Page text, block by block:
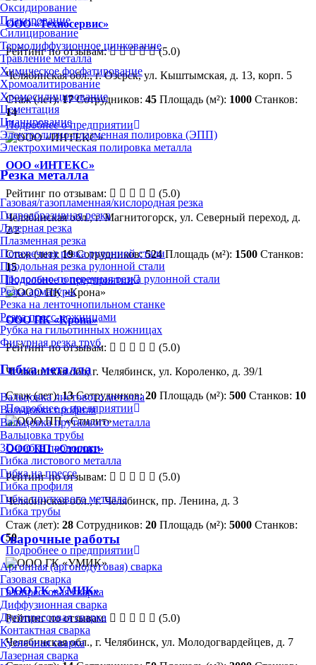
Оксидирование
Плакирование
Силицирование
Термодиффузионное цинкование
Травление металла
Химическое фосфатирование
Хромоалитирование
Хромосилицирование
Цементация
Цианирование
Электролитно-плазменная полировка (ЭПП)
Электрохимическая полировка металла
Резка металла
Газовая/газопламенная/кислородная резка
Гидроабразивная резка
Лазерная резка
Плазменная резка
Поперечная резка рулонной стали
Продольная резка рулонной стали
Продольно-поперечная резка рулонной стали
Резка арматуры
Резка на ленточнопильном станке
Резка пресс-ножницами
Рубка на гильотинных ножницах
Фигурная резка труб
Гибка металла
Вальцовка листового металла
Вальцовка профиля
Вальцовка пруткового металла
Вальцовка трубы
3D-гибка проволоки
Гибка листового металла
Гибка на прессе
Гибка профиля
Гибка пруткового металла
Гибка трубы
Сварочные работы
Аргонная (аргонодуговая) сварка
Газовая сварка
Газопрессовая сварка
Диффузионная сварка
Дугопрессовая сварка
Контактная сварка
Кузнечная сварка
Лазерная сварка
ООО «Техносервис»
Рейтинг по отзывам:
(5.0)
Челябинская обл., г. Озерск, ул. Кыштымская, д. 13, корп. 5
Стаж (лет):17 Сотрудников: 45 Площадь (м²): 1000 Станков:
14
Подробнее о предприятии
ООО «ИНТЕКС»
Рейтинг по отзывам:
(5.0)
Челябинская обл., г. Магнитогорск, ул. Северный переход, д.
2/2
Стаж (лет):19 Сотрудников:524 Площадь (м²): 1500 Станков:
15
Подробнее о предприятии
ООО ПК «Крона»
Рейтинг по отзывам:
(5.0)
Челябинская обл, г. Челябинск, ул. Короленко, д. 39/1
Стаж (лет):13 Сотрудников:20 Площадь (м²): 500 Станков: 10
Подробнее о предприятии
ООО ПП «Стилит»
Рейтинг по отзывам:
(5.0)
Челябинская обл., г. Челябинск, пр. Ленина, д. 3
Стаж (лет): 28 Сотрудников: 20 Площадь (м²): 5000 Станков:
50
Подробнее о предприятии
ООО ГК «УМИК»
Рейтинг по отзывам:
(5.0)
Челябинская обл., г. Челябинск, ул. Молодогвардейцев, д. 7